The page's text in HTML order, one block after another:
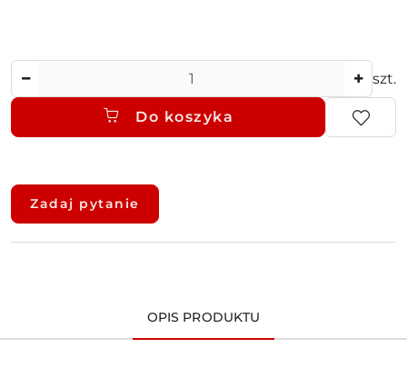
szt.
Do koszyka
Dostępność
dostawa
Zadaj pytanie
OPIS PRODUKTU